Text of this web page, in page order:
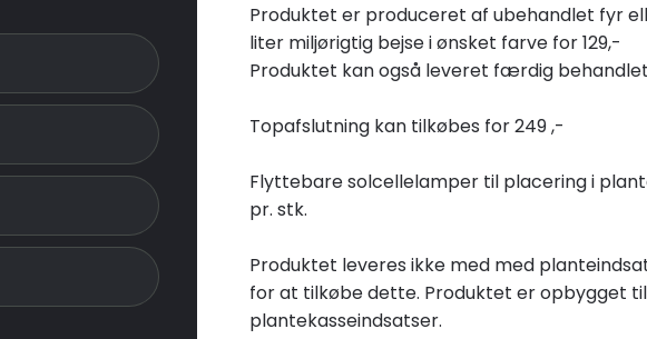
Produktet er produceret af ubehandlet fyr
liter miljørigtig bejse i ønsket farve for 129,-
​Produktet kan også leveret færdig
Topafslutning kan tilkøbes for 249 ,-
Flyttebare solcellelamper til placering i
pr. stk.
Produktet leveres ikke med med
for at tilkøbe dette. Produktet er opbygget
plantekasseindsatser.